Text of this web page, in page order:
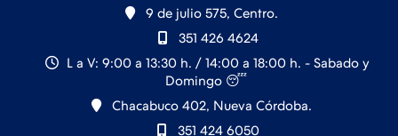
9 de julio 575, Centro.
351 426 4624
L a V: 9:00 a 13:30 h. / 14:00 a 18:00 h. - Sabado y
Domingo 😴
Chacabuco 402, Nueva Córdoba.
351 424 6050